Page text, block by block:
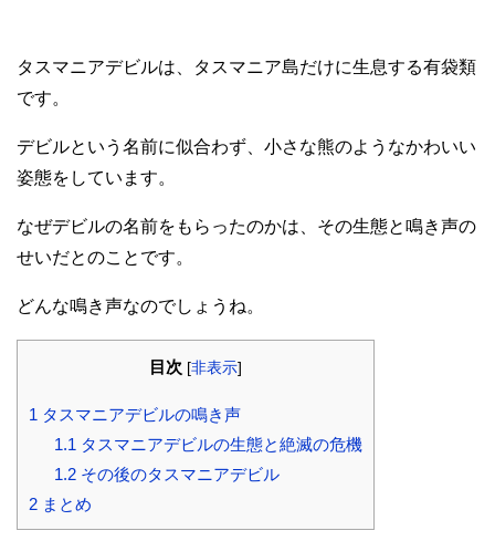
タスマニアデビルは、タスマニア島だけに生息する有袋類
です。
デビルという名前に似合わず、小さな熊のようなかわいい
姿態をしています。
なぜデビルの名前をもらったのかは、その生態と鳴き声の
せいだとのことです。
どんな鳴き声なのでしょうね。
目次 [非表示]
1 タスマニアデビルの鳴き声
1.1 タスマニアデビルの生態と絶滅の危機
1.2その後のタスマニアデビル
2 まとめ